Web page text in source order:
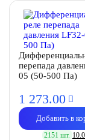
перепада
05 (50-500 Па)
1 273.00
Добавить в
2151 шт.